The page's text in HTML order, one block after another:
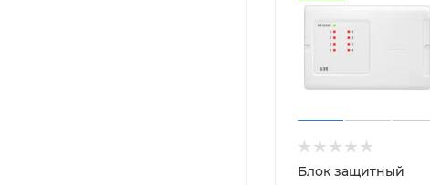
Блок защитный